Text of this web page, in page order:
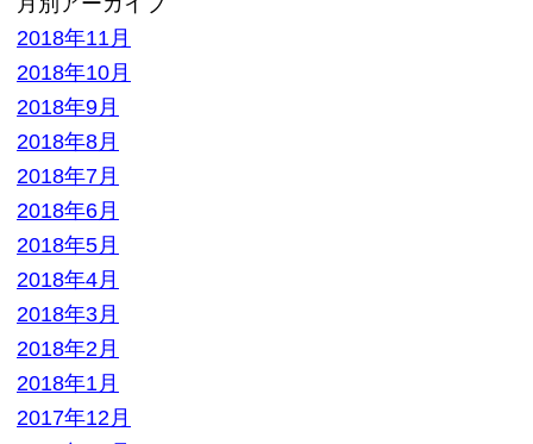
2018年8月
2018年7月
2018年6月
2018年5月
2018年4月
2018年3月
2018年1月
2017年12月
2017年11月
2017年10月
2017年9月
2017年8月
2017年6月
2017年5月
2017年4月
2017年3月